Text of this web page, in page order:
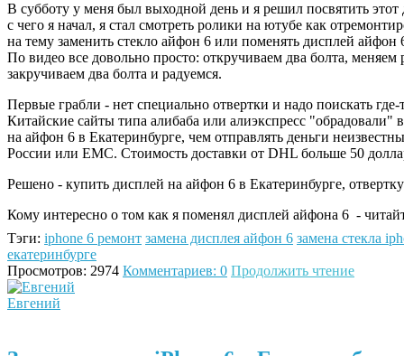
В субботу у меня был выходной день и я решил посвятить
с чего я начал, я стал смотреть ролики на ютубе как
на тему заменить стекло айфон 6 или поменять дисплей айфон
По видео все довольно просто: откручиваем два болта,
закручиваем два болта и радуемся.
Первые грабли - нет специально отвертки и надо поискать
Китайские сайты типа алибаба или алиэкспресс
на айфон 6 в Екатеринбурге, чем отправлять деньги
России или ЕМС. Стоимость доставки от DHL больше 50
Решено - купить дисплей на айфон 6 в Екатеринбурге,
Кому интересно о том как я поменял дисплей айфона 6 -
Тэги: iphone 6 ремонт замена дисплея айфон 6 замена стекла
екатеринбурге
Просмотров: 2974 Комментариев: 0 Продолжить чтение
Евгений